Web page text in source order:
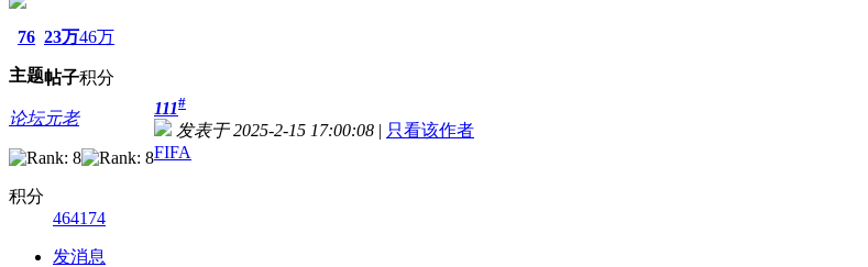
76
主题
23万
帖子
46万
积分
论坛元老
积分
464174
发消息
111#
发表于 2025-2-15 17:00:08 | 只看该作者
FIFA